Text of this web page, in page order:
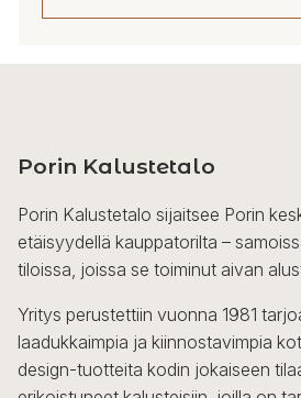
Porin Kalustetalo
Porin Kalustetalo sijaitsee Porin
etäisyydellä kauppatorilta –
tiloissa, joissa se toiminut aivan
Yritys perustettiin vuonna 1981
laadukkaimpia ja kiinnostavimpia
design-tuotteita kodin jokaiseen